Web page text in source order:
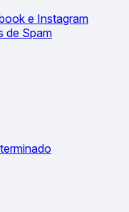
e Instagram
de Spam